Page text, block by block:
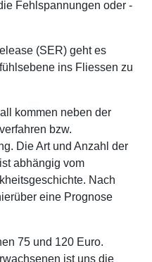
Fehlspannungen oder -
(SER) geht es
ins Fliessen zu
kommen neben der
bzw.
Die Art und Anzahl der
abhängig vom
Nach
eine Prognose
75 und 120 Euro.
ist uns die